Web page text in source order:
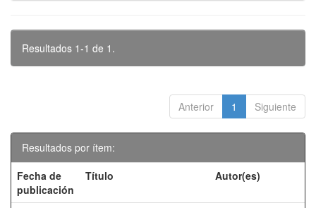
Resultados 1-1 de 1.
Anterior 1 Siguiente
Resultados por ítem:
Fecha de
publicación
Título Autor(es)